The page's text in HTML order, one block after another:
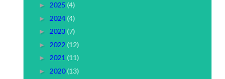
► 2025 (4)
► 2024(4)
► 2023 (7)
► 2022 (12)
► 2021 (11)
► 2020(13)